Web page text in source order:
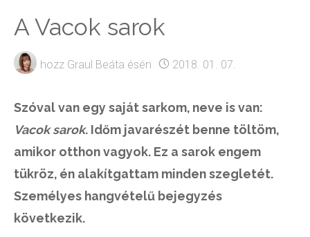
A Vacok sarok
hozz Graul Beáta ésén 2018. 01. 07.
Szóval van egy saját sarkom, neve is van:
Vacok sarok. Időm javarészét benne töltöm,
amikor otthon vagyok. Ez a sarok engem
tükröz, én alakítgattam minden szegletét.
Személyes hangvételű bejegyzés
következik.